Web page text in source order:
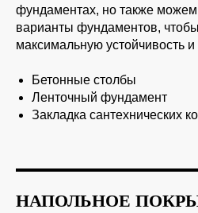
фундаментах, но также
варианты фундаментов,
максимальную устойчивость
Бетонные столбы
Ленточный фундамент
Закладка сантехнических
НАПОЛЬНОЕ